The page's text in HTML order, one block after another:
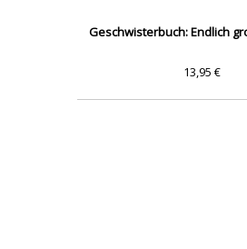
Geschwisterbuch: Endlich
13,95 €